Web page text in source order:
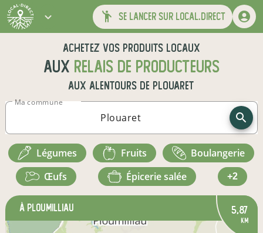
se lancer sur local.direct
Achetez vos produits locaux
aux relais de producteurs
aux alentours de Plouaret
Ma commune
légumes fruits
boulangerie
œufs
épicerie salée +2
à Ploumilliau 5,87
km